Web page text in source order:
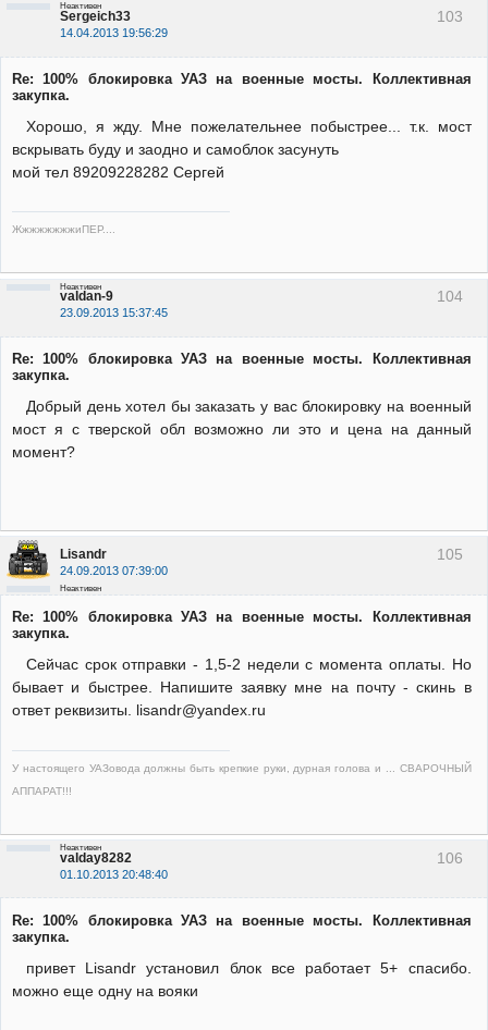
103
Sergeich33
14.04.2013 19:56:29
Неактивен
Re: 100% блокировка УАЗ на военные мосты. Коллективная
закупка.
Хорошо, я жду. Мне пожелательнее побыстрее... т.к. мост
вскрывать буду и заодно и самоблок засунуть
мой тел 89209228282 Сергей
ЖжжжжжжжиПЕР....
104
valdan-9
23.09.2013 15:37:45
Неактивен
Re: 100% блокировка УАЗ на военные мосты. Коллективная
закупка.
Добрый день хотел бы заказать у вас блокировку на военный
мост я с тверской обл возможно ли это и цена на данный
момент?
105
Lisandr
24.09.2013 07:39:00
Неактивен
Re: 100% блокировка УАЗ на военные мосты. Коллективная
закупка.
Сейчас срок отправки - 1,5-2 недели с момента оплаты. Но
бывает и быстрее. Напишите заявку мне на почту - скинь в
ответ реквизиты. lisandr@yandex.ru
У настоящего УАЗовода должны быть крепкие руки, дурная голова и ... СВАРОЧНЫЙ
АППАРАТ!!!
106
valday8282
01.10.2013 20:48:40
Неактивен
Re: 100% блокировка УАЗ на военные мосты. Коллективная
закупка.
привет Lisandr установил блок все работает 5+ спасибо.
можно еще одну на вояки